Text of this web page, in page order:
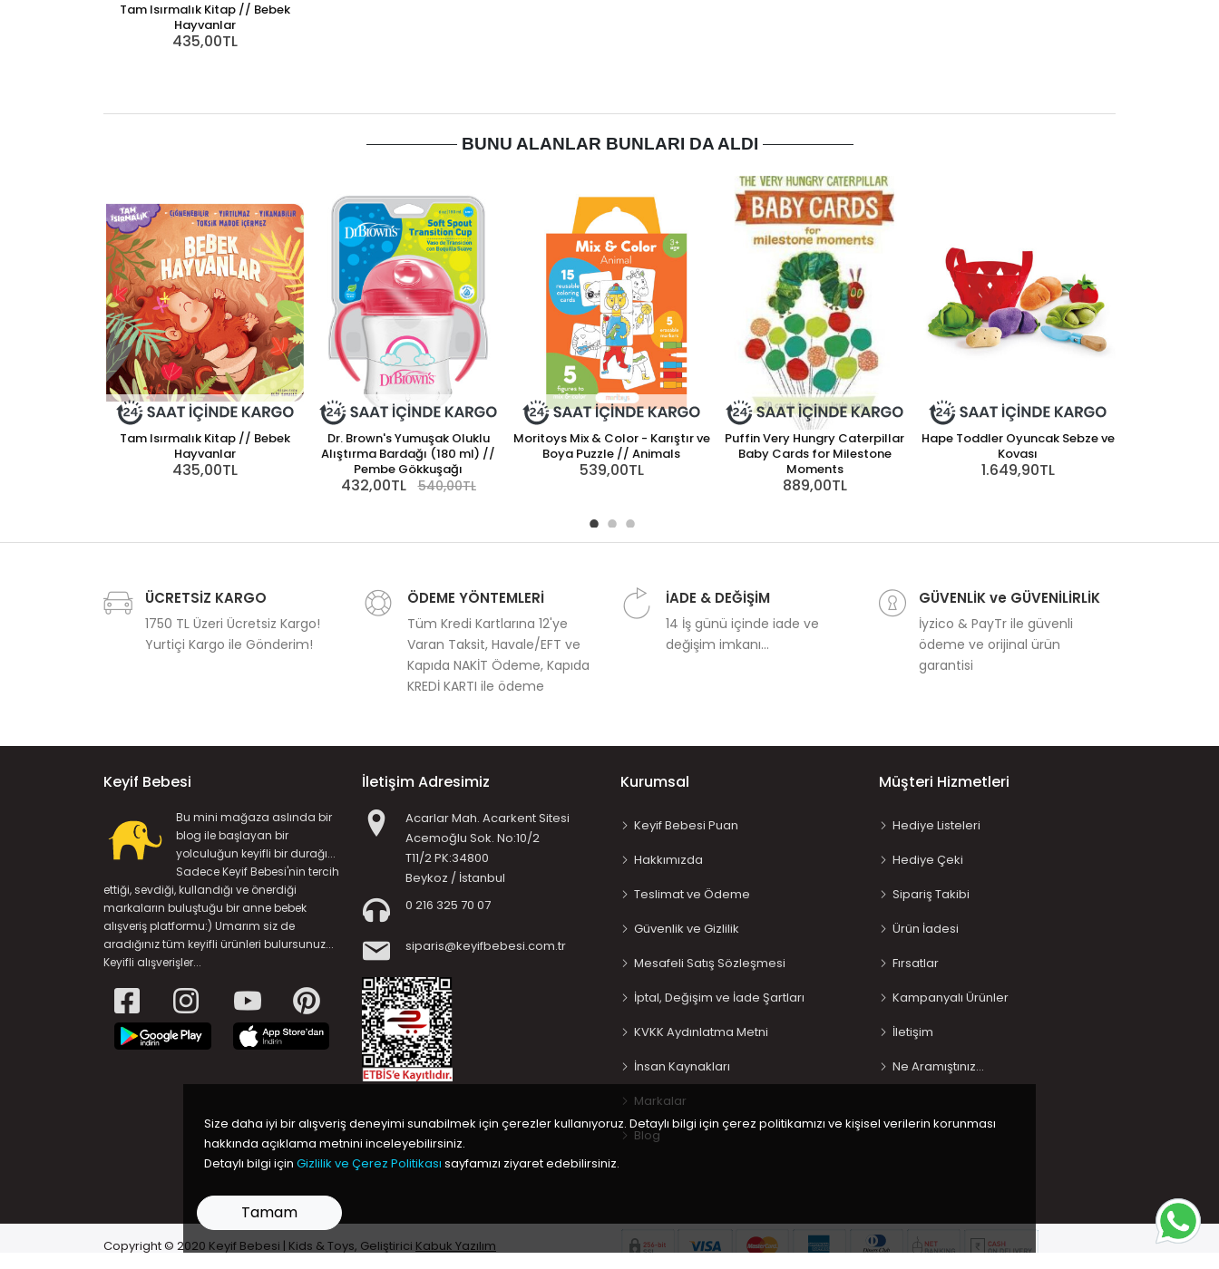
Tam Isırmalık Kitap // Bebek
Hayvanlar
435,00TL
BUNU ALANLAR BUNLARI DA ALDI
Tam Isırmalık Kitap // Bebek
Hayvanlar
435,00TL
Dr. Brown's Yumuşak Oluklu
Alıştırma Bardağı (180 ml) //
Pembe Gökkuşağı
432,00TL 540,00TL
Moritoys Mix & Color - Karıştır ve
Boya Puzzle // Animals
539,00TL
Puffin Very Hungry Caterpillar
Baby Cards for Milestone
Moments
889,00TL
Hape Toddler Oyuncak Sebze ve
Kovası
1.649,90TL
ÜCRETSİZ KARGO
1750 TL Üzeri Ücretsiz Kargo!
Yurtiçi Kargo ile Gönderim!
ÖDEME YÖNTEMLERİ
Tüm Kredi Kartlarına 12'ye
Varan Taksit, Havale/EFT ve
Kapıda NAKİT Ödeme, Kapıda
KREDİ KARTI ile ödeme
İADE & DEĞİŞİM
14 İş günü içinde iade ve
değişim imkanı...
GÜVENLİK ve GÜVENİLİRLİK
İyzico & PayTr ile güvenli
ödeme ve orijinal ürün
garantisi
Keyif Bebesi
Bu mini mağaza aslında bir
blog ile başlayan bir
yolculuğun keyifli bir durağı...
Sadece Keyif Bebesi'nin tercih
ettiği, sevdiği, kullandığı ve önerdiği
markaların buluştuğu bir anne bebek
alışveriş platformu:) Umarım siz de
aradığınız tüm keyifli ürünleri bulursunuz...
Keyifli alışverişler...
İletişim Adresimiz
Acarlar Mah. Acarkent Sitesi
Acemoğlu Sok. No:10/2
T11/2 PK:34800
Beykoz / İstanbul
0 216 325 70 07
siparis@keyifbebesi.com.tr
Kurumsal
Keyif Bebesi Puan
Hakkımızda
Teslimat ve Ödeme
Güvenlik ve Gizlilik
Mesafeli Satış Sözleşmesi
İptal, Değişim ve İade Şartları
KVKK Aydınlatma Metni
İnsan Kaynakları
Markalar
Blog
Müşteri Hizmetleri
Hediye Listeleri
Hediye Çeki
Sipariş Takibi
Ürün İadesi
Fırsatlar
Kampanyalı Ürünler
İletişim
Ne Aramıştınız…
Copyright © 2020 Keyif Bebesi | Kids & Toys, Geliştirici Kabuk Yazılım
Size daha iyi bir alışveriş deneyimi sunabilmek için çerezler kullanıyoruz. Detaylı bilgi için çerez politikamızı ve kişisel verilerin korunması
hakkında açıklama metnini inceleyebilirsiniz.
Detaylı bilgi için Gizlilik ve Çerez Politikası sayfamızı ziyaret edebilirsiniz.
Tamam